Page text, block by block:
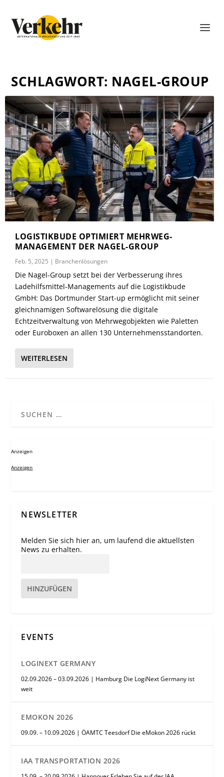
SCHLAGWORT: NAGEL-GROUP
LOGISTIKBUDE OPTIMIERT MEHRWEG-
MANAGEMENT DER NAGEL-GROUP
Feb. 5, 2025 | Branchenlösungen
Die Nagel-Group setzt bei der Verbesserung ihres
Ladehilfsmittel-Managements auf die Logistikbude
GmbH: Das Dortmunder Start-up ermöglicht mit seiner
gleichnamigen Softwarelösung die digitale
Echtzeitverwaltung von Mehrwegobjekten wie Paletten
oder Euroboxen an allen 130 Unternehmensstandorten.
WEITERLESEN
Anzeigen
Anzeigen
NEWSLETTER
Melden Sie sich hier an, um laufend die aktuellsten
News zu erhalten.
HINZUFÜGEN
EVENTS
LOGINEXT GERMANY
02.09.2026 – 03.09.2026 | Hamburg Die LogiNext Germany ist
weit
EMOKON 2026
09.09. – 10.09.2026 | ÖAMTC Teesdorf Die eMokon 2026 rückt
IAA TRANSPORTATION 2026